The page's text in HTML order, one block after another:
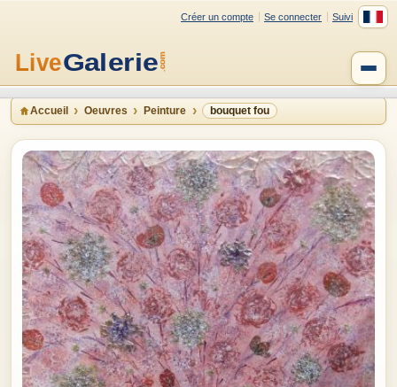
Créer un compte Se connecter Suivi
Accueil Oeuvres Peinture bouquet fou